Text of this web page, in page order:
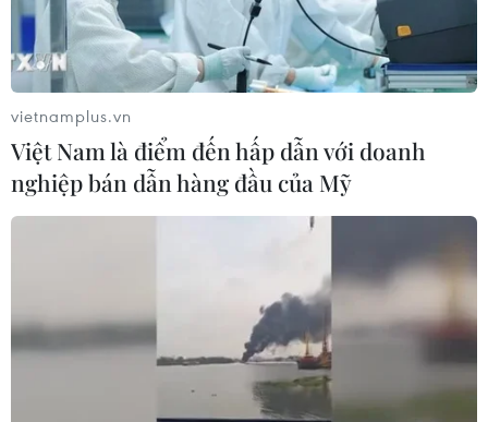
vietnamplus.vn
Việt Nam là điểm đến hấp dẫn với doanh
nghiệp bán dẫn hàng đầu của Mỹ